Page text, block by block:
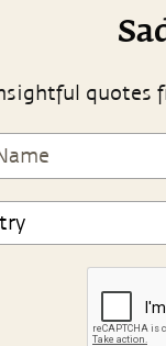
quotes